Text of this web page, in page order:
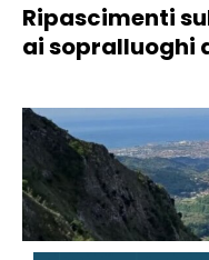
Ripascimenti
ai sopralluoghi